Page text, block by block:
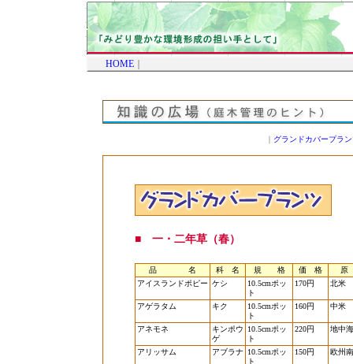
HOME
｜ グランドカバープラ
■ 一・二年草（春）
品 名 科 名 規 格 価 格
アイスランドポピー ケシ
10.5cmポッ
ト
170円 北米
アゲラタム キク
10.5cmポッ
ト
160円 中米
アネモネ
キンポウ
ゲ
10.5cmポッ
ト
220円 地中
アリッサム アブラナ 10.5cmポッ
ト
150円 欧州